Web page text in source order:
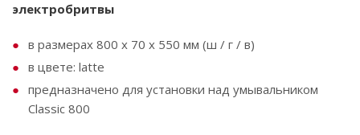
электробритвы
в размерах 800 x 70 х 550 мм (ш / г / в)
в цвете: latte
предназначено для установки над умывальником
Classic 800